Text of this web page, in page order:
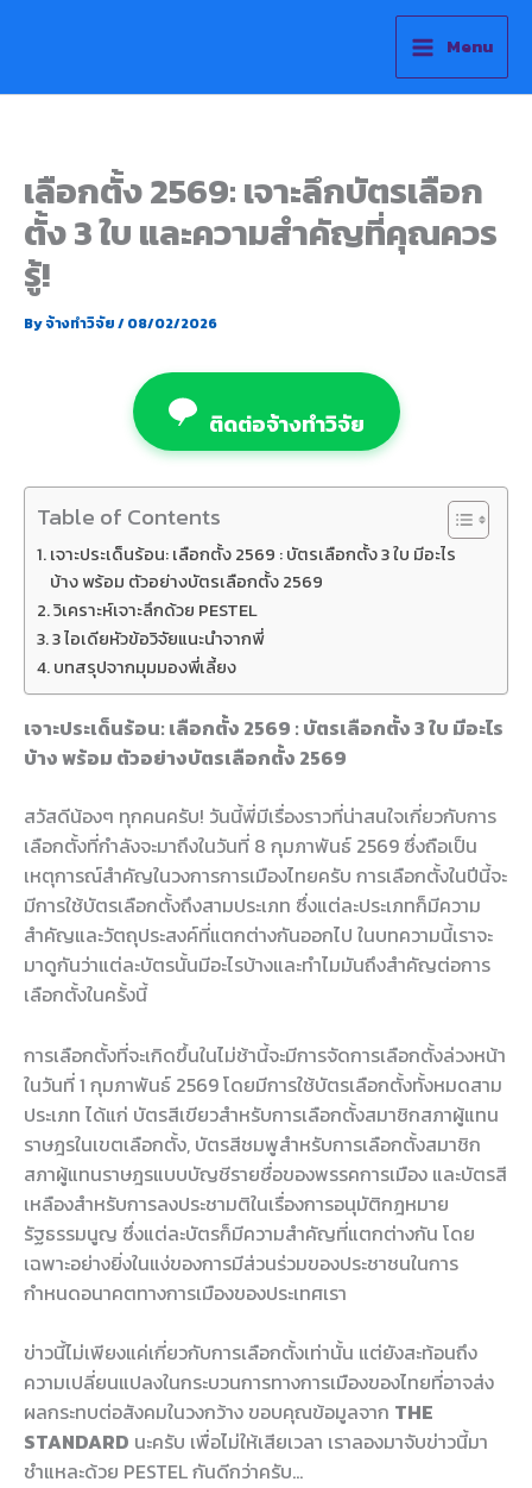
Menu
เลือกตั้ง 2569: เจาะลึกบัตรเลือก
ตั้ง 3 ใบ และความสำคัญที่คุณควร
รู้!
Byจ้างทำวิจัย/08/02/2026
ติดต่อจ้างทำวิจัย
Table of Contents
เจาะประเด็นร้อน: เลือกตั้ง 2569 : บัตรเลือกตั้ง 3 ใบ มีอะไร
บ้าง พร้อม ตัวอย่างบัตรเลือกตั้ง 2569
วิเคราะห์เจาะลึกด้วย PESTEL
3 ไอเดียหัวข้อวิจัยแนะนำจากพี่
บทสรุปจากมุมมองพี่เลี้ยง
เจาะประเด็นร้อน: เลือกตั้ง 2569 : บัตรเลือกตั้ง 3 ใบ มีอะไร
บ้าง พร้อม ตัวอย่างบัตรเลือกตั้ง 2569
สวัสดีน้องๆ ทุกคนครับ! วันนี้พี่มีเรื่องราวที่น่าสนใจเกี่ยวกับการ
เลือกตั้งที่กำลังจะมาถึงในวันที่ 8 กุมภาพันธ์ 2569 ซึ่งถือเป็น
เหตุการณ์สำคัญในวงการการเมืองไทยครับ การเลือกตั้งในปีนี้จะ
มีการใช้บัตรเลือกตั้งถึงสามประเภท ซึ่งแต่ละประเภทก็มีความ
สำคัญและวัตถุประสงค์ที่แตกต่างกันออกไป ในบทความนี้เราจะ
มาดูกันว่าแต่ละบัตรนั้นมีอะไรบ้างและทำไมมันถึงสำคัญต่อการ
เลือกตั้งในครั้งนี้
การเลือกตั้งที่จะเกิดขึ้นในไม่ช้านี้จะมีการจัดการเลือกตั้งล่วงหน้า
ในวันที่ 1 กุมภาพันธ์ 2569 โดยมีการใช้บัตรเลือกตั้งทั้งหมดสาม
ประเภท ได้แก่ บัตรสีเขียวสำหรับการเลือกตั้งสมาชิกสภาผู้แทน
ราษฎรในเขตเลือกตั้ง, บัตรสีชมพูสำหรับการเลือกตั้งสมาชิก
สภาผู้แทนราษฎรแบบบัญชีรายชื่อของพรรคการเมือง และบัตรสี
เหลืองสำหรับการลงประชามติในเรื่องการอนุมัติกฎหมาย
รัฐธรรมนูญ ซึ่งแต่ละบัตรก็มีความสำคัญที่แตกต่างกัน โดย
เฉพาะอย่างยิ่งในแง่ของการมีส่วนร่วมของประชาชนในการ
กำหนดอนาคตทางการเมืองของประเทศเรา
ข่าวนี้ไม่เพียงแค่เกี่ยวกับการเลือกตั้งเท่านั้น แต่ยังสะท้อนถึง
ความเปลี่ยนแปลงในกระบวนการทางการเมืองของไทยที่อาจส่ง
ผลกระทบต่อสังคมในวงกว้าง ขอบคุณข้อมูลจาก THE
STANDARD นะครับ เพื่อไม่ให้เสียเวลา เราลองมาจับข่าวนี้มา
ชำแหละด้วย PESTEL กันดีกว่าครับ…